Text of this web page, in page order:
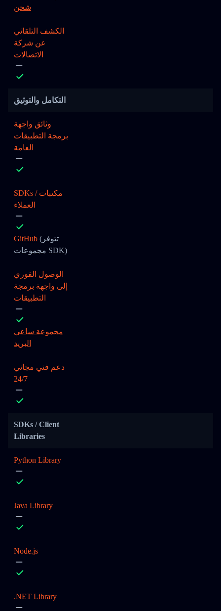
شحن
الكشف التلقائي
عن شركة
الاتصالات
التكامل والتوثيق
وثائق واجهة
برمجة التطبيقات
العامة
SDKs / مكتبات
العملاء
GitHub (تتوفر
مجموعات SDK)
الوصول الفوري
إلى واجهة برمجة
التطبيقات
مجموعة ساعي
البريد
دعم فني مجاني
24/7
SDKs / Client
Libraries
Python Library
Java Library
Node.js
.NET Library